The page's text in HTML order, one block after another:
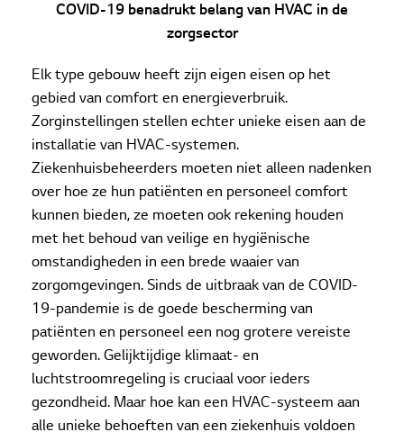
COVID-19 benadrukt belang van HVAC in de
zorgsector
Elk type gebouw heeft zijn eigen eisen op het
gebied van comfort en energieverbruik.
Zorginstellingen stellen echter unieke eisen aan de
installatie van HVAC-systemen.
Ziekenhuisbeheerders moeten niet alleen nadenken
over hoe ze hun patiënten en personeel comfort
kunnen bieden, ze moeten ook rekening houden
met het behoud van veilige en hygiënische
omstandigheden in een brede waaier van
zorgomgevingen. Sinds de uitbraak van de COVID-
19-pandemie is de goede bescherming van
patiënten en personeel een nog grotere vereiste
geworden. Gelijktijdige klimaat- en
luchtstroomregeling is cruciaal voor ieders
gezondheid. Maar hoe kan een HVAC-systeem aan
alle unieke behoeften van een ziekenhuis voldoen